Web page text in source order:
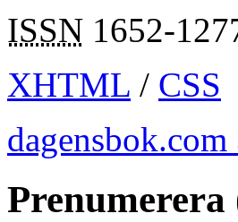
ISSN 1652-
XHTML / CSS
dagensbok.com
Prenumerera